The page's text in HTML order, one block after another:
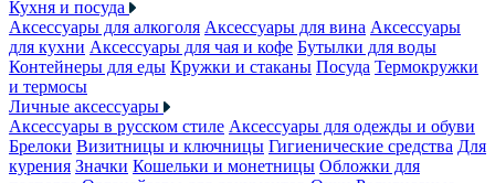
Кухня и посуда
Аксессуары для алкоголя Аксессуары для вина Аксессуары
для кухни Аксессуары для чая и кофе Бутылки для воды
Контейнеры для еды Кружки и стаканы Посуда Термокружки
и термосы
Личные аксессуары
Аксессуары в русском стиле Аксессуары для одежды и обуви
Брелоки Визитницы и ключницы Гигиенические средства Для
курения Значки Кошельки и монетницы Обложки для